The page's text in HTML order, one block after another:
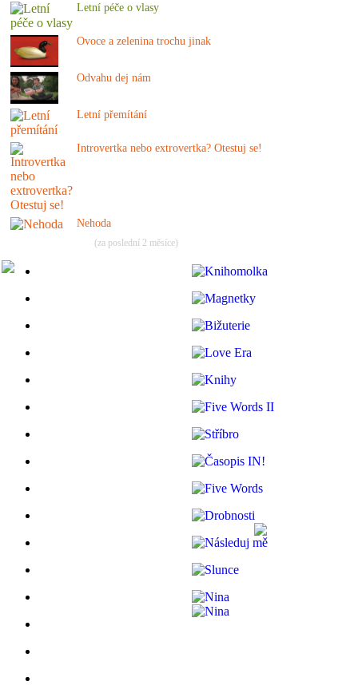
Letní péče o vlasy
Ovoce a zelenina trochu jinak
Odvahu dej nám
Letní přemítání
Introvertka nebo extrovertka? Otestuj se!
Nehoda
(za poslední 2 měsíce)